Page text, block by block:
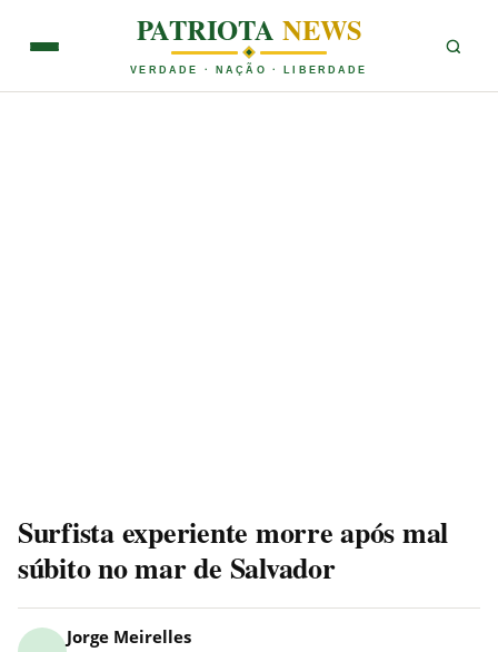
PATRIOTANEWS
VERDADE · NAÇÃO · LIBERDADE
Surfista experiente morre após mal
súbito no mar de Salvador
Jorge Meirelles